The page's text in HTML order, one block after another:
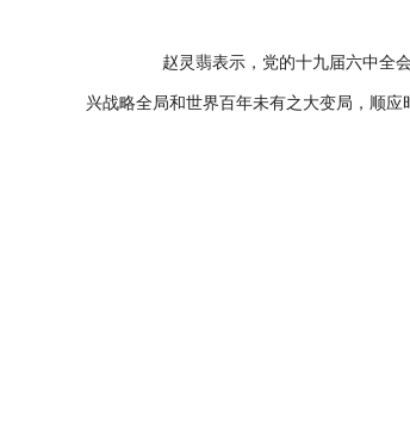
赵灵翡表示，党的十九届六中全
兴战略全局和世界百年未有之大变局，顺